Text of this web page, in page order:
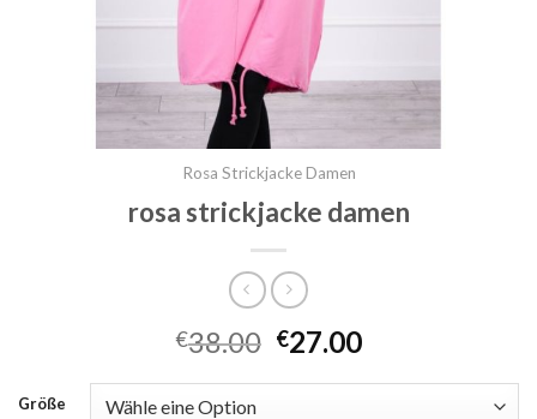
Rosa Strickjacke Damen
rosa strickjacke damen
€38.00 €27.00
Größe